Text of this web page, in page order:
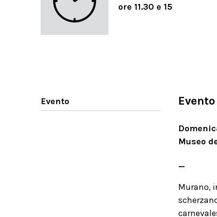
ore 11.30 e 15
Evento Evento
Museo
_
Murano,